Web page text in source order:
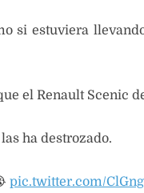
si estuviera
el Renault Scenic
ha destrozado.
pic.twitter.com/